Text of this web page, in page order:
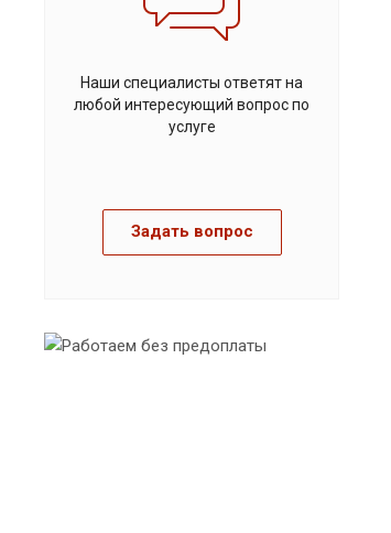
Наши специалисты ответят на
любой интересующий вопрос по
услуге
Задать вопрос